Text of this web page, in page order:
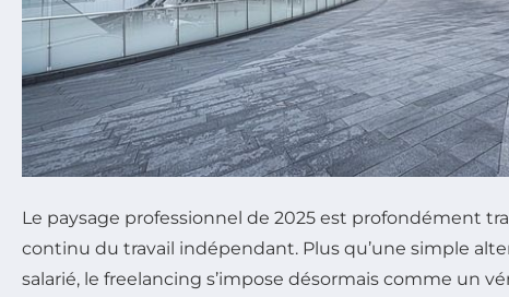
Le paysage professionnel de 2025 est profondément
continu du travail indépendant. Plus qu’une simple
salarié, le freelancing s’impose désormais comme un